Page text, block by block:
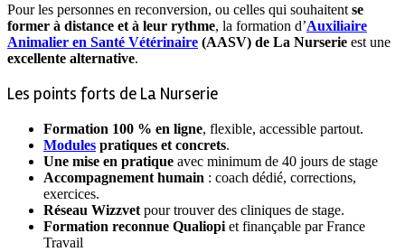
Pour les personnes en reconversion, ou celles qui souhaitent se
former à distance et à leur rythme, la formation d’Auxiliaire
Animalier en Santé Vétérinaire (AASV) de La Nurserie est une
excellente alternative.
Les points forts de La Nurserie
Formation 100 % en ligne, flexible, accessible partout.
Modules pratiques et concrets.
Une mise en pratique avec minimum de 40 jours de stage
Accompagnement humain : coach dédié, corrections,
exercices.
Réseau Wizzvet pour trouver des cliniques de stage.
Formation reconnue Qualiopi et finançable par France
Travail